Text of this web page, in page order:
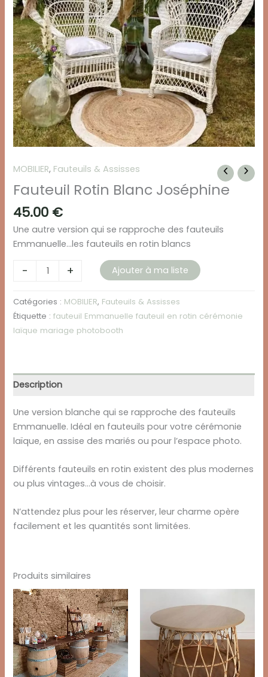
MOBILIER, Fauteuils & Assisses
Fauteuil Rotin Blanc Joséphine
45.00 €
Une autre version qui se rapproche des fauteuils
Emmanuelle…les fauteuils en rotin blancs
-
quantité
Fauteuil
Rotin
Blanc
Joséphine
+ Ajouter à ma liste
Catégories : MOBILIER, Fauteuils & Assisses
Étiquette :fauteuil Emmanuelle fauteuil en rotin cérémonie
laïque mariage photobooth
Description
Une version blanche qui se rapproche des fauteuils
Emmanuelle. Idéal en fauteuils pour votre cérémonie
laïque, en assise des mariés ou pour l’espace photo.
Différents fauteuils en rotin existent des plus modernes
ou plus vintages…à vous de choisir.
N’attendez plus pour les réserver, leur charme opère
facilement et les quantités sont limitées.
Produits similaires